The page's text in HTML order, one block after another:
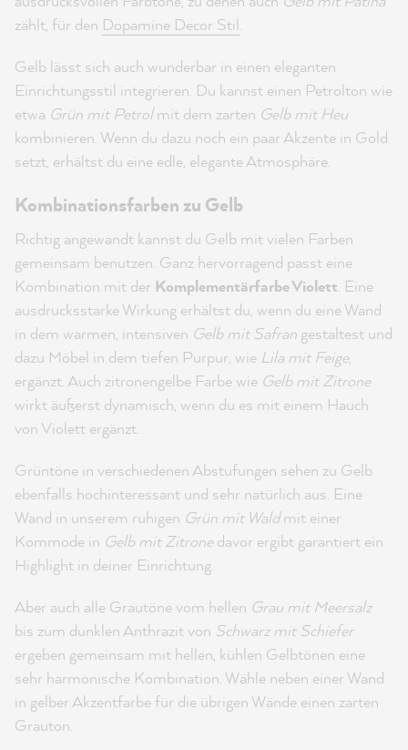
zählt, für den Dopamine Decor Stil.
Gelb lässt sich auch wunderbar in einen eleganten
Einrichtungsstil integrieren. Du kannst einen Petrolton wie
etwa Grün mit Petrolmit dem zarten Gelb mit Heu
kombinieren. Wenn du dazu noch ein paar Akzente in Gold
setzt, erhältst du eine edle, elegante Atmosphäre.
Kombinationsfarben zu Gelb
Richtig angewandt kannst du Gelb mit vielen Farben
gemeinsam benutzen. Ganz hervorragend passt eine
Kombination mit der Komplementärfarbe Violett. Eine
ausdrucksstarke Wirkung erhältst du, wenn du eine Wand
in dem warmen, intensiven Gelb mit Safran gestaltest und
dazu Möbel in dem tiefen Purpur, wie Lila mit Feige,
ergänzt. Auch zitronengelbe Farbe wie Gelb mit Zitrone
wirkt äußerst dynamisch, wenn du es mit einem Hauch
von Violett ergänzt.
Grüntöne in verschiedenen Abstufungen sehen zu Gelb
ebenfalls hochinteressant und sehr natürlich aus. Eine
Wand in unserem ruhigen Grün mit Waldmit einer
Kommode in Gelb mit Zitronedavor ergibt garantiert ein
Highlight in deiner Einrichtung.
Aber auch alle Grautöne vom hellen Grau mit Meersalz
bis zum dunklen Anthrazit von Schwarz mit Schiefer
ergeben gemeinsam mit hellen, kühlen Gelbtönen eine
sehr harmonische Kombination. Wähle neben einer Wand
in gelber Akzentfarbe für die übrigen Wände einen zarten
Grauton.